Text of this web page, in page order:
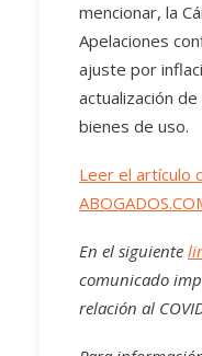
mencionar, la
Apelaciones
ajuste por
actualización
bienes de uso.
Leer el artículo
En el siguiente
comunicado
relación al